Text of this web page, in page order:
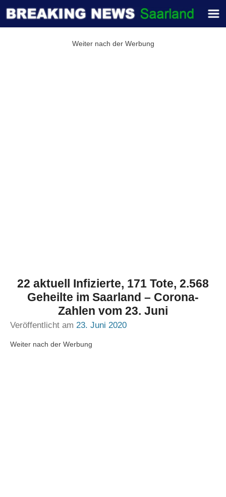
Weiter nach der Werbung
22 aktuell Infizierte, 171 Tote, 2.568
Geheilte im Saarland – Corona-
Zahlen vom 23. Juni
Veröffentlicht am 23. Juni 2020
Weiter nach der Werbung